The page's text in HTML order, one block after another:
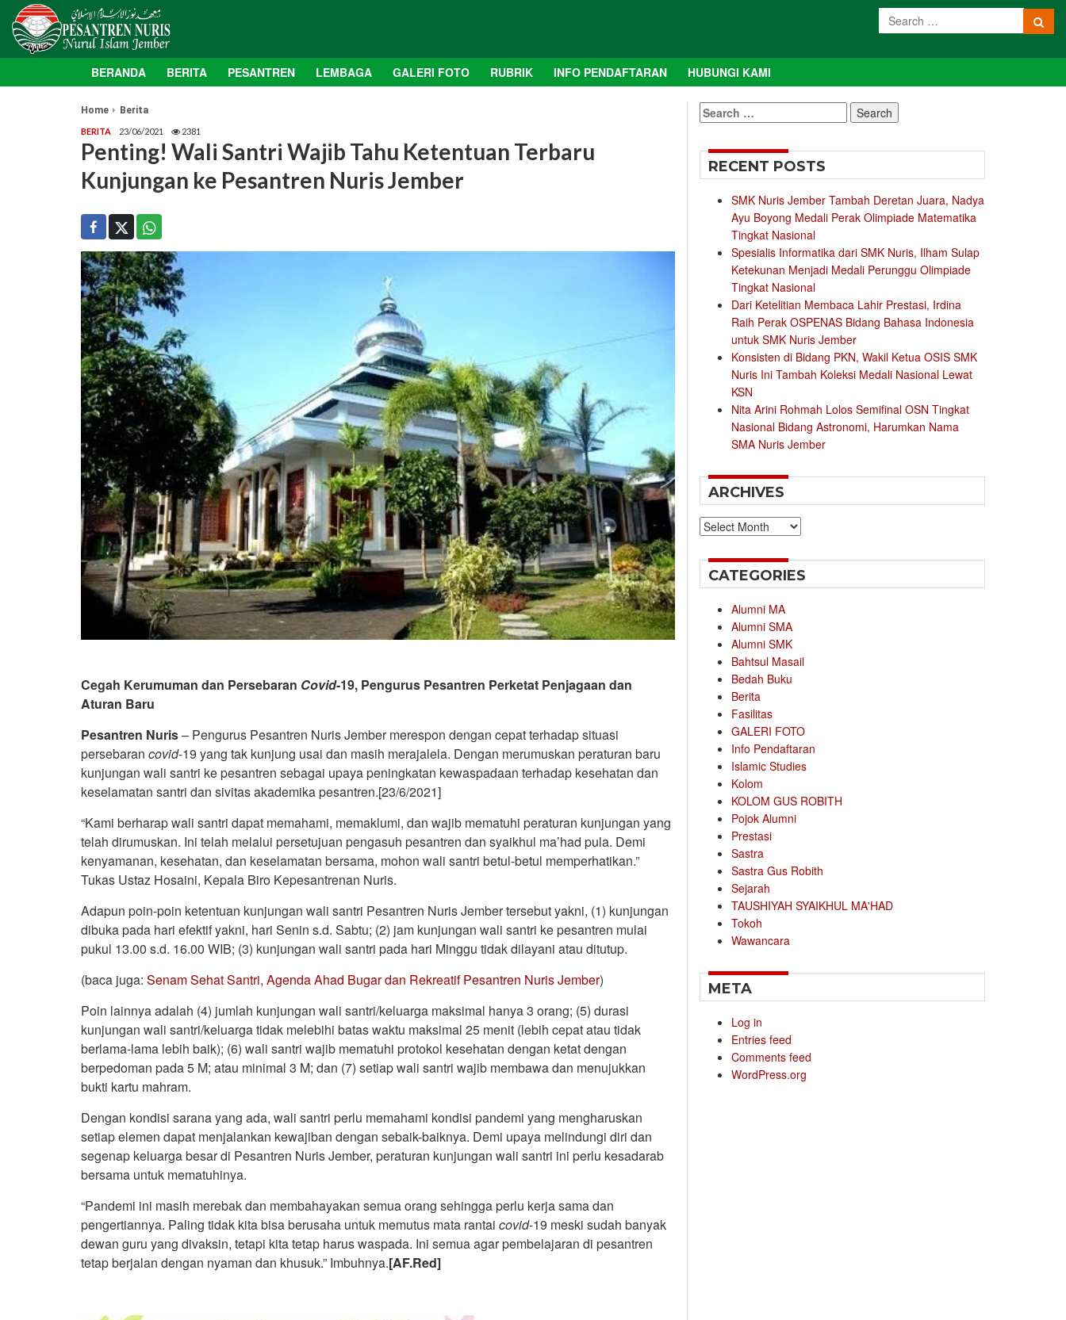
BERANDA BERITA PESANTREN LEMBAGA GALERI FOTO RUBRIK INFO PENDAFTARAN HUBUNGI KAMI
Home Berita
BERITA 23/06/2021 2381
Penting! Wali Santri Wajib Tahu Ketentuan Terbaru
Kunjungan ke Pesantren Nuris Jember
Cegah Kerumuman dan Persebaran Covid-19, Pengurus Pesantren Perketat Penjagaan dan
Aturan Baru
Pesantren Nuris– Pengurus Pesantren Nuris Jember merespon dengan cepat terhadap situasi
persebaran covid-19 yang tak kunjung usai dan masih merajalela. Dengan merumuskan peraturan baru
kunjungan wali santri ke pesantren sebagai upaya peningkatan kewaspadaan terhadap kesehatan dan
keselamatan santri dan sivitas akademika pesantren.[23/6/2021]
“Kami berharap wali santri dapat memahami, memaklumi, dan wajib mematuhi peraturan kunjungan yang
telah dirumuskan. Ini telah melalui persetujuan pengasuh pesantren dan syaikhul ma’had pula. Demi
kenyamanan, kesehatan, dan keselamatan bersama, mohon wali santri betul-betul memperhatikan.”
Tukas Ustaz Hosaini, Kepala Biro Kepesantrenan Nuris.
Adapun poin-poin ketentuan kunjungan wali santri Pesantren Nuris Jember tersebut yakni, (1) kunjungan
dibuka pada hari efektif yakni, hari Senin s.d. Sabtu; (2) jam kunjungan wali santri ke pesantren mulai
pukul 13.00 s.d. 16.00 WIB; (3) kunjungan wali santri pada hari Minggu tidak dilayani atau ditutup.
(baca juga: Senam Sehat Santri, Agenda Ahad Bugar dan Rekreatif Pesantren Nuris Jember)
Poin lainnya adalah (4) jumlah kunjungan wali santri/keluarga maksimal hanya 3 orang; (5) durasi
kunjungan wali santri/keluarga tidak melebihi batas waktu maksimal 25 menit (lebih cepat atau tidak
berlama-lama lebih baik); (6) wali santri wajib mematuhi protokol kesehatan dengan ketat dengan
berpedoman pada 5 M; atau minimal 3 M; dan (7) setiap wali santri wajib membawa dan menujukkan
bukti kartu mahram.
Dengan kondisi sarana yang ada, wali santri perlu memahami kondisi pandemi yang mengharuskan
setiap elemen dapat menjalankan kewajiban dengan sebaik-baiknya. Demi upaya melindungi diri dan
segenap keluarga besar di Pesantren Nuris Jember, peraturan kunjungan wali santri ini perlu kesadarab
bersama untuk mematuhinya.
“Pandemi ini masih merebak dan membahayakan semua orang sehingga perlu kerja sama dan
pengertiannya. Paling tidak kita bisa berusaha untuk memutus mata rantai covid-19 meski sudah banyak
dewan guru yang divaksin, tetapi kita tetap harus waspada. Ini semua agar pembelajaran di pesantren
tetap berjalan dengan nyaman dan khusuk.” Imbuhnya.[AF.Red]
Search
for:
RECENT POSTS
SMK Nuris Jember Tambah Deretan Juara, Nadya
Ayu Boyong Medali Perak Olimpiade Matematika
Tingkat Nasional
Spesialis Informatika dari SMK Nuris, Ilham Sulap
Ketekunan Menjadi Medali Perunggu Olimpiade
Tingkat Nasional
Dari Ketelitian Membaca Lahir Prestasi, Irdina
Raih Perak OSPENAS Bidang Bahasa Indonesia
untuk SMK Nuris Jember
Konsisten di Bidang PKN, Wakil Ketua OSIS SMK
Nuris Ini Tambah Koleksi Medali Nasional Lewat
KSN
Nita Arini Rohmah Lolos Semifinal OSN Tingkat
Nasional Bidang Astronomi, Harumkan Nama
SMA Nuris Jember
ARCHIVES
Archives
CATEGORIES
Alumni MA
Alumni SMA
Alumni SMK
Bahtsul Masail
Bedah Buku
Berita
Fasilitas
GALERI FOTO
Info Pendaftaran
Islamic Studies
Kolom
KOLOM GUS ROBITH
Pojok Alumni
Prestasi
Sastra
Sastra Gus Robith
Sejarah
TAUSHIYAH SYAIKHUL MA'HAD
Tokoh
Wawancara
META
Log in
Entries feed
Comments feed
WordPress.org